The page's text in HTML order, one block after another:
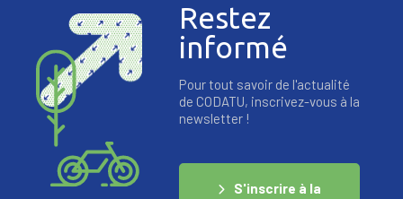
Restez
informé
Pour tout savoir de l'actualité
de CODATU, inscrivez-vous à la
newsletter !
S'inscrire à la